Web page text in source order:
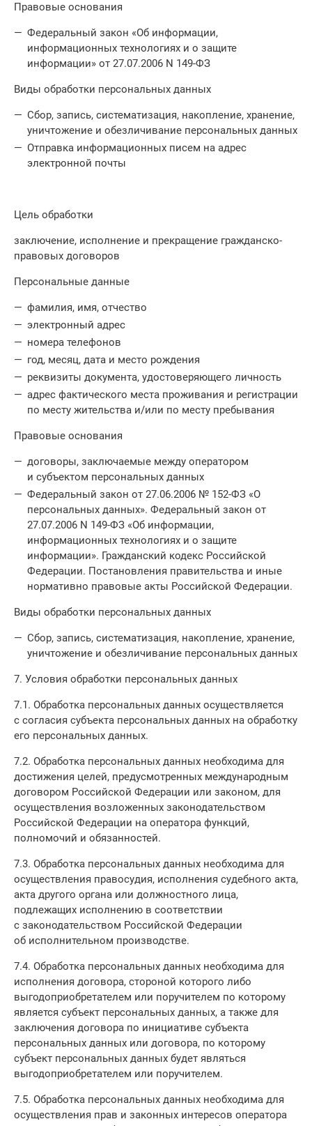
Правовые основания
Федеральный закон «Об информации,
информационных технологиях и о защите
информации» от 27.07.2006 N 149-ФЗ
Виды обработки персональных данных
Сбор, запись, систематизация, накопление, хранение,
уничтожение и обезличивание персональных данных
Отправка информационных писем на адрес
электронной почты
Цель обработки
заключение, исполнение и прекращение гражданско-
правовых договоров
Персональные данные
фамилия, имя, отчество
электронный адрес
номера телефонов
год, месяц, дата и место рождения
реквизиты документа, удостоверяющего личность
адрес фактического места проживания и регистрации
по месту жительства и/или по месту пребывания
Правовые основания
договоры, заключаемые между оператором
и субъектом персональных данных
Федеральный закон от 27.06.2006 № 152-ФЗ «О
персональных данных». Федеральный закон от
27.07.2006 N 149-ФЗ «Об информации,
информационных технологиях и о защите
информации». Гражданский кодекс Российской
Федерации. Постановления правительства и иные
нормативно правовые акты Российской Федерации.
Виды обработки персональных данных
Сбор, запись, систематизация, накопление, хранение,
уничтожение и обезличивание персональных данных
7. Условия обработки персональных данных
7.1. Обработка персональных данных осуществляется
с согласия субъекта персональных данных на обработку
его персональных данных.
7.2. Обработка персональных данных необходима для
достижения целей, предусмотренных международным
договором Российской Федерации или законом, для
осуществления возложенных законодательством
Российской Федерации на оператора функций,
полномочий и обязанностей.
7.3. Обработка персональных данных необходима для
осуществления правосудия, исполнения судебного акта,
акта другого органа или должностного лица,
подлежащих исполнению в соответствии
с законодательством Российской Федерации
об исполнительном производстве.
7.4. Обработка персональных данных необходима для
исполнения договора, стороной которого либо
выгодоприобретателем или поручителем по которому
является субъект персональных данных, а также для
заключения договора по инициативе субъекта
персональных данных или договора, по которому
субъект персональных данных будет являться
выгодоприобретателем или поручителем.
7.5. Обработка персональных данных необходима для
осуществления прав и законных интересов оператора